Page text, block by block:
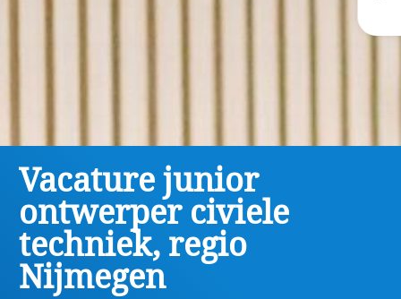
Vacature junior
ontwerper civiele
techniek, regio
Nijmegen